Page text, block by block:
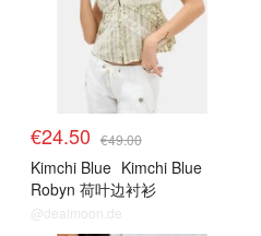
€24.50 €49.00
Kimchi Blue Kimchi Blue
Robyn 荷叶边衬衫
@dealmoon.de